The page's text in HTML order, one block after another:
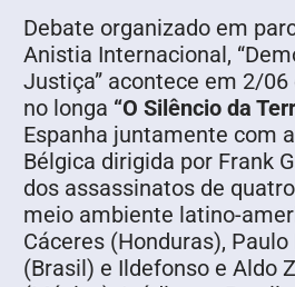
Debate organizado em
Anistia Internacional,
Justiça” acontece em 2/
no longa “O Silêncio da
Espanha juntamente com
Bélgica dirigida por Frank
dos assassinatos de
meio ambiente latino-
Cáceres (Honduras),
(Brasil) e Ildefonso e Aldo